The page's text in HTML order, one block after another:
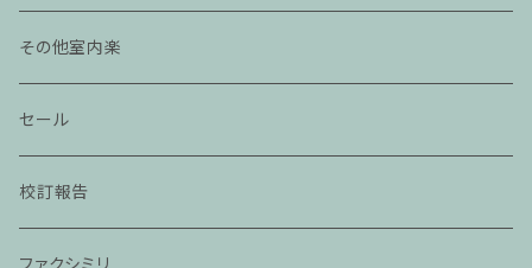
その他室内楽
セール
校訂報告
ファクシミリ